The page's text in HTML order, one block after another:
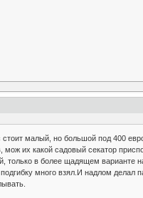
малый, но большой под 400
их какой садовый секатор
только в более щадящем варианте
много взял.И надлом делал